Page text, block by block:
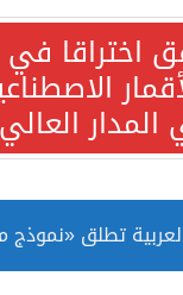
اختراقا في
العالي